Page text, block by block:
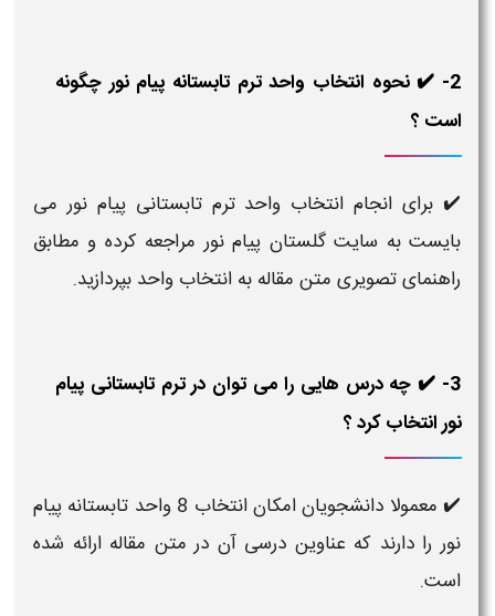
2- ✔️ نحوه انتخاب واحد ترم تابستانه پیام نور چگونه
است ؟
✔️ برای انجام انتخاب واحد ترم تابستانی پیام نور می
بایست به سایت گلستان پیام نور مراجعه کرده و مطابق
راهنمای تصویری متن مقاله به انتخاب واحد بپردازید.
3- ✔️ چه درس هایی را می توان در ترم تابستانی پیام
نور انتخاب کرد ؟
✔️ معمولا دانشجویان امکان انتخاب 8 واحد تابستانه پیام
نور را دارند که عناوین درسی آن در متن مقاله ارائه شده
است.